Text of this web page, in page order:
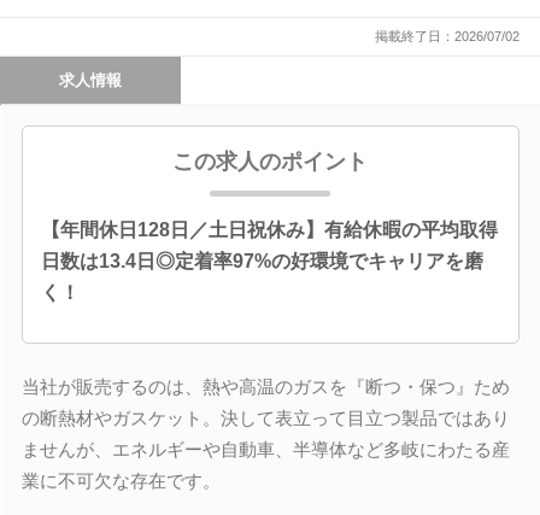
掲載終了日：2026/07/02
求人情報
この求人のポイント
【年間休日128日／土日祝休み】有給休暇の平均取得
日数は13.4日◎定着率97%の好環境でキャリアを磨
く！
当社が販売するのは、熱や高温のガスを『断つ・保つ』ため
の断熱材やガスケット。決して表立って目立つ製品ではあり
ませんが、エネルギーや自動車、半導体など多岐にわたる産
業に不可欠な存在です。